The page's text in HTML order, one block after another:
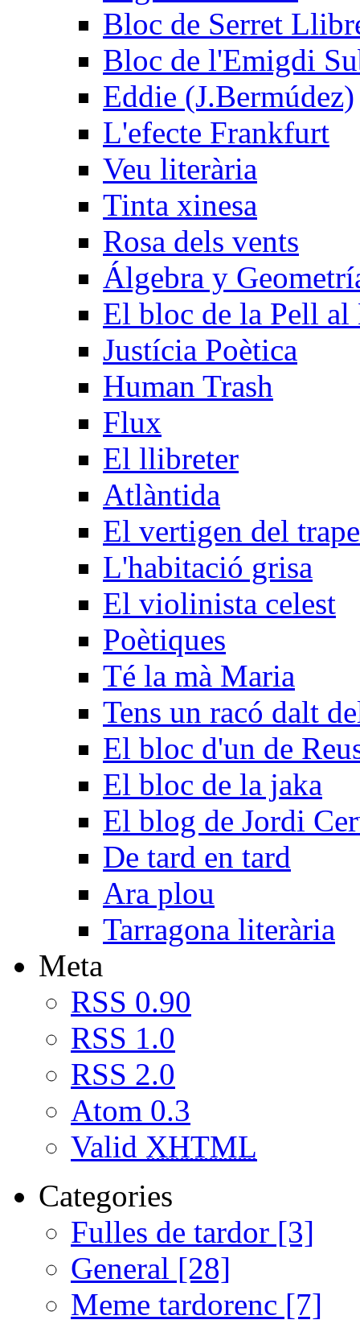
Bloc de Serret
Bloc de l'Emigdi
Eddie (J.Bermúdez)
L'efecte Frankfurt
Veu literària
Tinta xinesa
Rosa dels vents
Álgebra y
El bloc de la Pell
Justícia Poètica
Human Trash
Flux
El llibreter
Atlàntida
El vertigen del
L'habitació grisa
El violinista celest
Poètiques
Té la mà Maria
Tens un racó dalt
El bloc d'un de
El bloc de la jaka
El blog de Jordi
De tard en tard
Ara plou
Tarragona literària
Meta
RSS 0.90
RSS 1.0
RSS 2.0
Atom 0.3
Valid XHTML
Categories
Fulles de tardor [3]
General [28]
Meme tardorenc [7]